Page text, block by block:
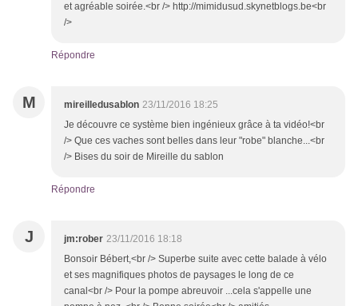
et agréable soirée.<br /> http://mimidusud.skynetblogs.be<br
/>
Répondre
M mireilledusablon 23/11/2016 18:25
Je découvre ce système bien ingénieux grâce à ta vidéo!<br
/> Que ces vaches sont belles dans leur "robe" blanche...<br
/> Bises du soir de Mireille du sablon
Répondre
J jm:rober 23/11/2016 18:18
Bonsoir Bébert,<br /> Superbe suite avec cette balade à vélo
et ses magnifiques photos de paysages le long de ce
canal<br /> Pour la pompe abreuvoir ...cela s'appelle une